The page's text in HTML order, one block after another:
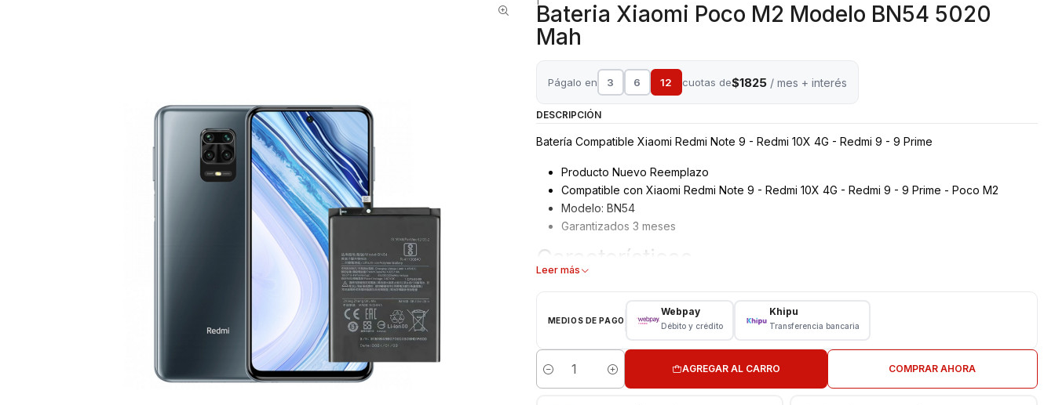
Bateria Xiaomi Poco M2 Modelo BN54 5020
Mah
Págalo en 3 6 12 cuotas de$1825/ mes + interés
DESCRIPCIÓN
Batería Compatible Xiaomi Redmi Note 9 - Redmi 10X 4G - Redmi 9 - 9 Prime
Producto Nuevo Reemplazo
Compatible con Xiaomi Redmi Note 9 - Redmi 10X 4G - Redmi 9 - 9 Prime - Poco M2
Modelo: BN54
Garantizados 3 meses
Características
Capacidad: 5020 mAh
Límite Voltaje: 4.4v
CONSULTE POR INSTALACIÓN EN TIENDA
Leer más
MEDIOS DE PAGO
Webpay
Débito y crédito
Khipu
Transferencia bancaria
Cantidad
AGREGAR AL CARRO COMPRAR AHORA